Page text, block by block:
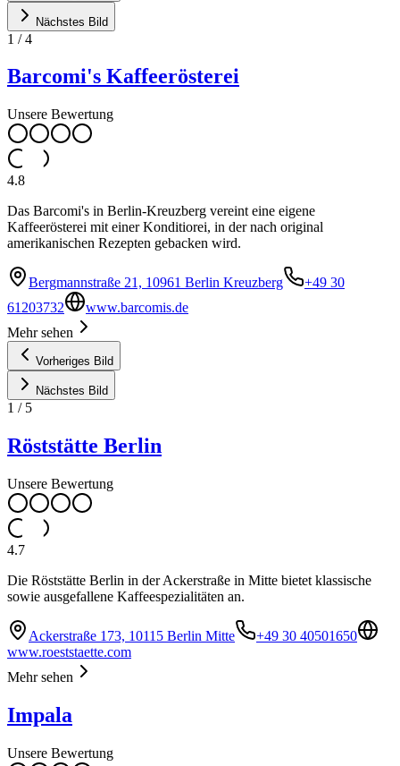
Nächstes Bild
1 /4
Barcomi's Kaffeerösterei
Unsere Bewertung
4.8
Das Barcomi's in Berlin-Kreuzberg vereint eine eigene
Kaffeerösterei mit einer Konditiorei, in der nach original
amerikanischen Rezepten gebacken wird.
Bergmannstraße 21, 10961 Berlin Kreuzberg
+49 30
61203732
www.barcomis.de
Mehr sehen
Vorheriges Bild
Nächstes Bild
1 / 5
Röststätte Berlin
Unsere Bewertung
4.7
Die Röststätte Berlin in der Ackerstraße in Mitte bietet klassische
sowie ausgefallene Kaffeespezialitäten an.
Ackerstraße 173, 10115 Berlin Mitte
+49 30 40501650
www.roeststaette.com
Mehr sehen
Impala
Unsere Bewertung